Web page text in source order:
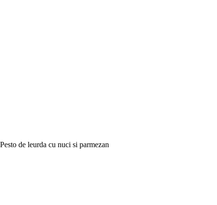
Pesto de leurda cu nuci si parmezan